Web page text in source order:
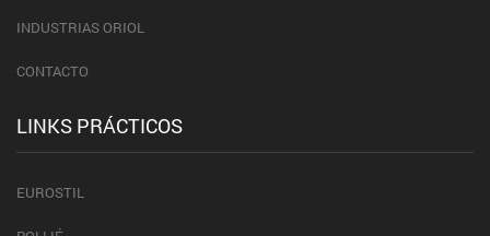
INDUSTRIAS ORIOL
CONTACTO
LINKS PRÁCTICOS
EUROSTIL